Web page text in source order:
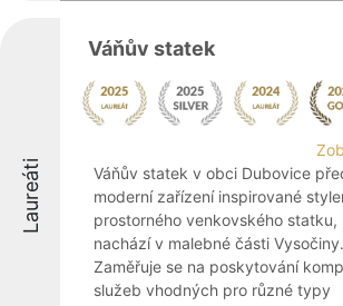
Laureáti
Váňův statek
Váňův statek v obci Dubovice
moderní zařízení inspirované
prostorného venkovského statku,
nachází v malebné části Vysočiny.
Zaměřuje se na poskytování
služeb vhodných pro různé typy